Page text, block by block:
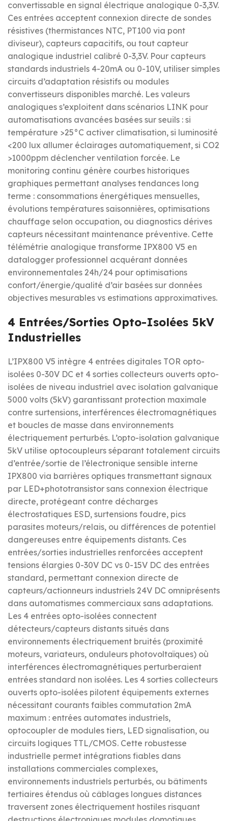
convertissable en signal électrique analogique 0-3,3V.
Ces entrées acceptent connexion directe de sondes
résistives (thermistances NTC, PT100 via pont
diviseur), capteurs capacitifs, ou tout capteur
analogique industriel calibré 0-3,3V. Pour capteurs
standards industriels 4-20mA ou 0-10V, utiliser simples
circuits d’adaptation résistifs ou modules
convertisseurs disponibles marché. Les valeurs
analogiques s’exploitent dans scénarios LINK pour
automatisations avancées basées sur seuils : si
température >25°C activer climatisation, si luminosité
<200 lux allumer éclairages automatiquement, si CO2
>1000ppm déclencher ventilation forcée. Le
monitoring continu génère courbes historiques
graphiques permettant analyses tendances long
terme : consommations énergétiques mensuelles,
évolutions températures saisonnières, optimisations
chauffage selon occupation, ou diagnostics dérives
capteurs nécessitant maintenance préventive. Cette
télémétrie analogique transforme IPX800 V5 en
datalogger professionnel acquérant données
environnementales 24h/24 pour optimisations
confort/énergie/qualité d’air basées sur données
objectives mesurables vs estimations approximatives.
4 Entrées/Sorties Opto-Isolées 5kV
Industrielles
L’IPX800 V5 intègre 4 entrées digitales TOR opto-
isolées 0-30V DC et 4 sorties collecteurs ouverts opto-
isolées de niveau industriel avec isolation galvanique
5000 volts (5kV) garantissant protection maximale
contre surtensions, interférences électromagnétiques
et boucles de masse dans environnements
électriquement perturbés. L’opto-isolation galvanique
5kV utilise optocoupleurs séparant totalement circuits
d’entrée/sortie de l’électronique sensible interne
IPX800 via barrières optiques transmettant signaux
par LED+phototransistor sans connexion électrique
directe, protégeant contre décharges
électrostatiques ESD, surtensions foudre, pics
parasites moteurs/relais, ou différences de potentiel
dangereuses entre équipements distants. Ces
entrées/sorties industrielles renforcées acceptent
tensions élargies 0-30V DC vs 0-15V DC des entrées
standard, permettant connexion directe de
capteurs/actionneurs industriels 24V DC omniprésents
dans automatismes commerciaux sans adaptations.
Les 4 entrées opto-isolées connectent
détecteurs/capteurs distants situés dans
environnements électriquement bruités (proximité
moteurs, variateurs, onduleurs photovoltaïques) où
interférences électromagnétiques perturberaient
entrées standard non isolées. Les 4 sorties collecteurs
ouverts opto-isolées pilotent équipements externes
nécessitant courants faibles commutation 2mA
maximum : entrées automates industriels,
optocoupler de modules tiers, LED signalisation, ou
circuits logiques TTL/CMOS. Cette robustesse
industrielle permet intégrations fiables dans
installations commerciales complexes,
environnements industriels perturbés, ou bâtiments
tertiaires étendus où câblages longues distances
traversent zones électriquement hostiles risquant